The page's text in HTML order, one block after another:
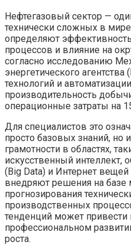
Нефтегазовый сектор —
технически сложных в
определяют
процессов и влияние на
согласно исследованию
энергетического
технологий и
производительность
операционные затраты на
Для специалистов это
просто базовых знаний, но
грамотности в областях,
искусственный интеллект,
(Big Data) и Интернет
внедряют решения на базе
прогнозирования
производственных
тенденций может привести
профессиональном
роста.